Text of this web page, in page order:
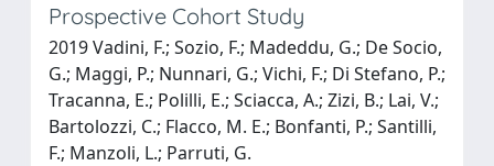
Prospective Cohort Study
2019 Vadini, F.; Sozio, F.; Madeddu, G.; De Socio,
G.; Maggi, P.; Nunnari, G.; Vichi, F.; Di Stefano, P.;
Tracanna, E.; Polilli, E.; Sciacca, A.; Zizi, B.; Lai, V.;
Bartolozzi, C.; Flacco, M. E.; Bonfanti, P.; Santilli,
F.; Manzoli, L.; Parruti, G.